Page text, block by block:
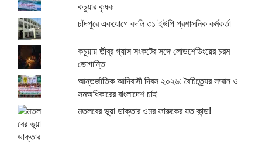
কচুয়ার কৃষক
চাঁদপুরে একযোগে বদলি ৩১ ইউপি প্রশাসনিক কর্মকর্তা
কচুয়ায় তীব্র গ্যাস সংকটের সঙ্গে লোডশেডিংয়ের চরম
ভোগান্তি
আন্তর্জাতিক আদিবাসী দিবস ২০২৬: বৈচিত্র্যের সম্মান ও
সমঅধিকারের বাংলাদেশ চাই
মতলবের ভুয়া ডাক্তার ওমর ফারুকের যত কান্ড!